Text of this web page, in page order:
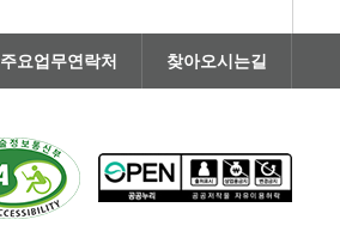
주요업무연락처 찾아오시는길